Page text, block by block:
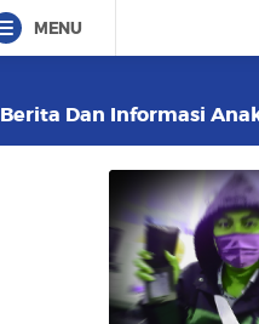
MENU
Berita Dan Informasi